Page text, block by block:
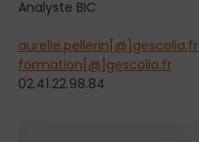
Analyste BIC
aurelie.pellerin[@]gescolia.fr
formation[@]gescolia.fr
02.41.22.98.84